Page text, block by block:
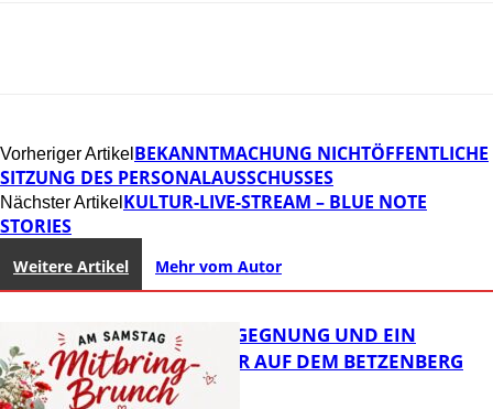
Vorheriger Artikel BEKANNTMACHUNG NICHTÖFFENTLICHE
SITZUNG DES PERSONALAUSSCHUSSES
Nächster Artikel KULTUR-LIVE-STREAM – BLUE NOTE
STORIES
Weitere Artikel Mehr vom Autor
BRUNCH, BEGEGNUNG UND EIN
OFFENES OHR AUF DEM BETZENBERG